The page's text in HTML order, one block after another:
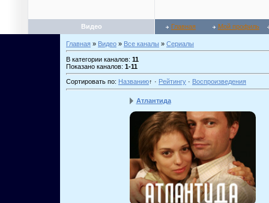
Видео Главная Мой профиль
Главная » Видео » Все каналы » Сериалы
В категории каналов: 11
Показано каналов: 1-11
Сортировать по: Названию↑ · Рейтингу · Воспроизведения
Атлантида